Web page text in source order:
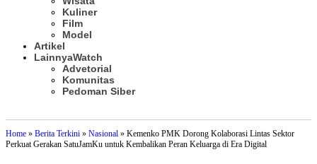
Kuliner
Film
Model
Artikel
LainnyaWatch
Advetorial
Komunitas
Pedoman Siber
Home » Berita Terkini » Nasional » Kemenko PMK Dorong Kolaborasi Lintas Sektor
Perkuat Gerakan SatuJamKu untuk Kembalikan Peran Keluarga di Era Digital